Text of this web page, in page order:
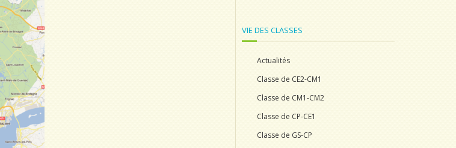
VIE DES CLASSES
Actualités
Classe de CE2-CM1
Classe de CM1-CM2
Classe de CP-CE1
Classe de GS-CP